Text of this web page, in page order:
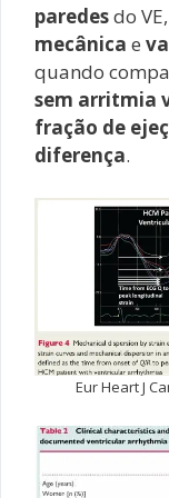
paredesdo VE,
mecânica e
quando
sem arritmia
fração de
diferença.
Eur Heart J